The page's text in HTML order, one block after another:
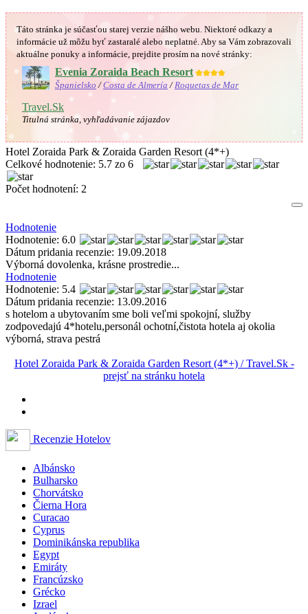
Táto stránka je súčasťou starej verzie nášho webu. Niektoré odkazy a
informácie už môžu byť zastaralé alebo neplatné. Aby sa Vám zobrazovali
aktuálne ponuky a informácie, prejdite prosím na nové stránky:
Evenia Zoraida Beach Resort★★★★
Španielsko /Costa de Almería / Roquetas de Mar
Travel.Sk
Titulná stránka, vyhľadávanie zájazdov
Hotel Zoraida Park & Zoraida Garden Resort (4*+)
Celkové hodnotenie: 5.7 zo 6
Počet hodnotení: 2
Hodnotenie
Hodnotenie: 6.0
Dátum pridania recenzie: 19.09.2018
Výborná dovolenka, krásne prostredie...
Hodnotenie
Hodnotenie: 5.4
Dátum pridania recenzie: 13.09.2016
s hotelom a ubytovaním sme boli veľmi spokojní, služby
zodpovedajú 4*hotelu,personál ochotní,čistota hotela aj okolia
výborná, strava pestrá
Hotel Zoraida Park & Zoraida Garden Resort (4*+) / Travel.Sk -
prejsť na stránku hotela
Recenzie Hotelov
Albánsko
Bulharsko
Chorvátsko
Čierna Hora
Curacao
Cyprus
Dominikánska republika
Egypt
Emiráty
Francúzsko
Grécko
Izrael